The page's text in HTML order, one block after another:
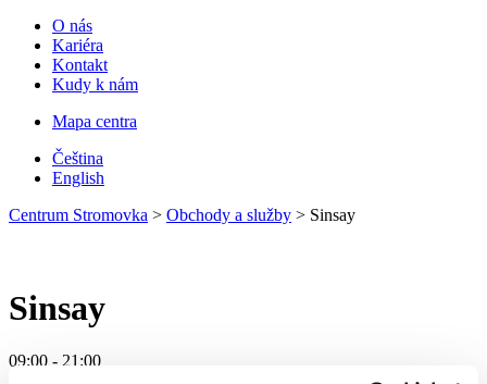
O nás
Kariéra
Kontakt
Kudy k nám
Mapa centra
Čeština
English
Centrum Stromovka > Obchody a služby > Sinsay
Sinsay
09:00 - 21:00